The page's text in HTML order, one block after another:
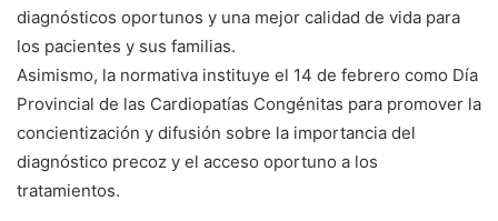
diagnósticos oportunos y una mejor calidad de vida para
los pacientes y sus familias.
Asimismo, la normativa instituye el 14 de febrero como Día
Provincial de las Cardiopatías Congénitas para promover la
concientización y difusión sobre la importancia del
diagnóstico precoz y el acceso oportuno a los
tratamientos.